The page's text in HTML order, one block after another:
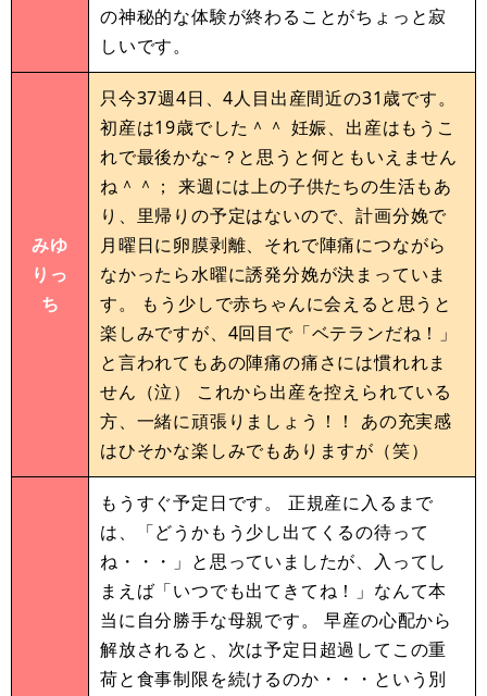
の神秘的な体験が終わることがちょっと寂
しいです。
みゆ
りっ
ち
只今37週4日、4人目出産間近の31歳です。
初産は19歳でした＾＾ 妊娠、出産はもうこ
れで最後かな~？と思うと何ともいえません
ね＾＾； 来週には上の子供たちの生活もあ
り、里帰りの予定はないので、計画分娩で
月曜日に卵膜剥離、それで陣痛につながら
なかったら水曜に誘発分娩が決まっていま
す。 もう少しで赤ちゃんに会えると思うと
楽しみですが、4回目で「ベテランだね！」
と言われてもあの陣痛の痛さには慣れれま
せん（泣） これから出産を控えられている
方、一緒に頑張りましょう！！ あの充実感
はひそかな楽しみでもありますが（笑）
もうすぐ予定日です。 正規産に入るまで
は、「どうかもう少し出てくるの待って
ね・・・」と思っていましたが、入ってし
まえば「いつでも出てきてね！」なんて本
当に自分勝手な母親です。 早産の心配から
解放されると、次は予定日超過してこの重
荷と食事制限を続けるのか・・・という別